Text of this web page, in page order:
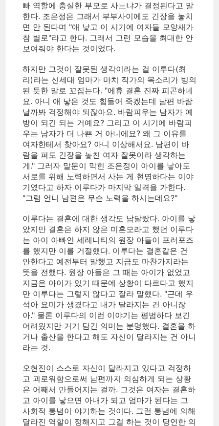
빠 역할에 충실한 부모로 사느냐가 결정된다고 말
한다. 조은정은 그래서 부부사이에도 긴장을 놓치
면 안 된다며 "애 낳고 이 시기에 여자들 모양새가
참 별로"라고 한다. 그래서 그런 모습을 최대한 안
보여줘야 한다는 것이었다.
하지만 그것이 잘못된 생각이라는 걸 이루다(최
리)라는 신세대 엄마가 마치 작가의 목소리가 빙의
된 듯한 말로 꼬집는다. "에휴 결혼 진짜 피곤하네
요. 아니 애 낳은 것도 힘들어 죽겠는데 남편 바람
날까봐 걱정해야 되잖아요. 바람피우는 남자가 예
방이 되긴 되는 거예요? 그리고 이 시기에 바람피
우는 남자가 더 나쁜 거 아니에요? 왜 그 이유를
여자한테서 찾아요? 아니 이상해서요. 남편이 바
람을 펴도 긴장을 놓친 여자 잘못이라 생각하는
게." 그러자 말문이 막힌 조은정이 아이를 낳아도
서로를 위해 노력하면서 사는 게 현명하다는 이야
기였다고 하자 이루다가 마지막 일격을 가한다.
"그럼 언니 남편은 무슨 노력을 하시는데요?"
이루다는 결혼에 대한 생각도 남달랐다. 아이를 낳
았지만 결혼은 하지 않은 미혼모라고 했던 이루다
는 아이 아빠인 세레니티의 원장 아들이 프러포즈
를 했지만 이를 거절했다. 이루다는 결혼같은 건
안한다고 예전부터 말했고 지금도 마찬가지라는
뜻을 전했다. 원장 아들은 그 때는 아이가 없었고
지금은 아이가 있기 때문에 상황이 다르다고 했지
만 이루다는 그렇지 않다고 잘라 말했다. "근데 우
석아 요미가 생겼다고 내가 달라지는 건 아니잖
아." 물론 이루다의 이런 이야기는 평범하다 보긴
어려웠지만 거기 담긴 의미는 분명했다. 결혼을 하
거나 출산을 한다고 해도 자신이 달라지는 건 아니
라는 것.
오현진이 스스로 자신이 달라지고 있다고 걱정하
고 괴로워함으로써 남편까지 의심하게 되는 상황
은 어째서 만들어지는 걸까. 그것은 여자는 결혼하
고 아이를 낳으면 아내가 되고 엄마가 된다는 그
사회적 통념이 야기하는 것이다. 그런 통념에 의해
달라진 역할이 정해지고 그걸 하는 것이 당연한 의